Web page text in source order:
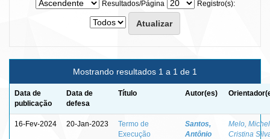
Resultados/Página
Registro(s):
Mostrando resultados 1 a 1 de 1
Data de
publicação
Data de
defesa
Título Autor(es)
16-Fev-2024 20-Jan-2023
Termo de
Execução
Santos,
Antônio
Melo,
Cristina